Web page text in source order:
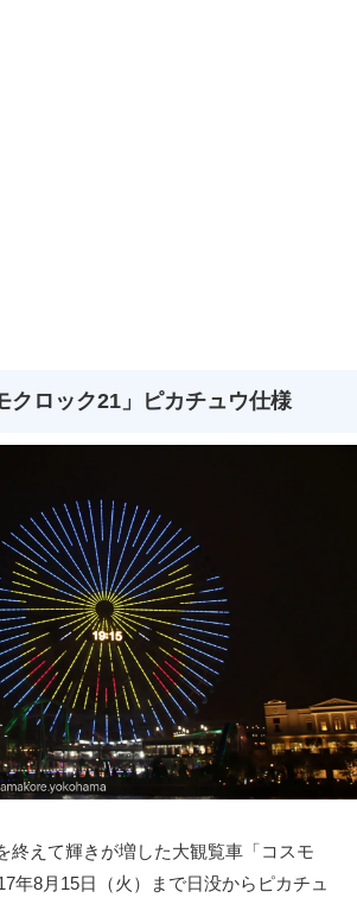
クロック21」ピカチュウ仕様
終えて輝きが増した大観覧車「コスモ
年8月15日（火）まで日没からピカチュ